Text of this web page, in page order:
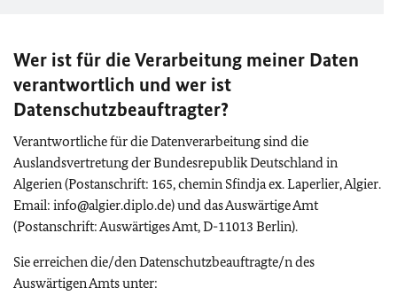
Wer ist für die Verarbeitung meiner Daten
verantwortlich und wer ist
Datenschutzbeauftragter?
Verantwortliche für die Datenverarbeitung sind die
Auslandsvertretung der Bundesrepublik Deutschland in
Algerien (Postanschrift: 165, chemin Sfindja ex. Laperlier, Algier.
Email: info@algier.diplo.de) und das Auswärtige Amt
(Postanschrift: Auswärtiges Amt, D-11013 Berlin).
Sie erreichen die/den Datenschutzbeauftragte/n des
Auswärtigen Amts unter: